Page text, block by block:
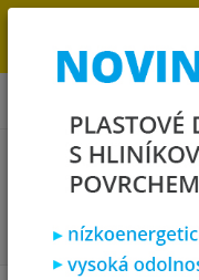
OBJEDNÁVKOU. MÁME